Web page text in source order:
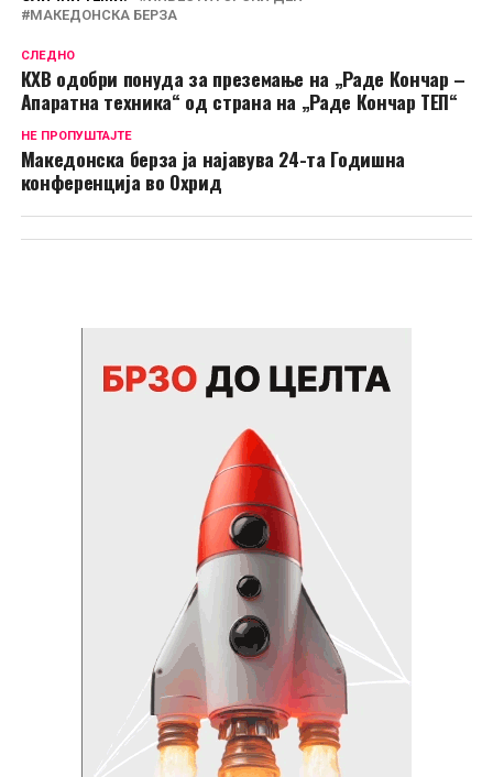
МАКЕДОНСКА БЕРЗА
СЛЕДНО
КХВ одобри понуда за преземање на „Раде Кончар –
Апаратна техника“ од страна на „Раде Кончар ТЕП“
НЕ ПРОПУШТАЈТЕ
Македонска берза ја најавува 24-та Годишна
конференција во Охрид